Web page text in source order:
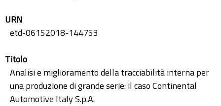
URN
etd-06152018-144753
Titolo
Analisi e miglioramento della tracciabilità interna per
una produzione di grande serie: il caso Continental
Automotive Italy S.p.A.